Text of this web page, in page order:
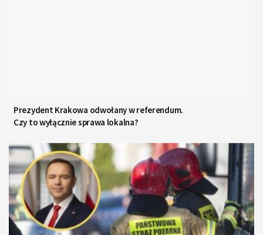
Prezydent Krakowa odwołany w referendum.
Czy to wyłącznie sprawa lokalna?